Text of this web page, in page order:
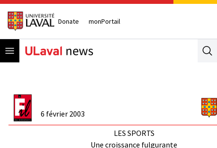
Donate monPortail
Open menu
6 février 2003
LES SPORTS
Une croissance fulgurante